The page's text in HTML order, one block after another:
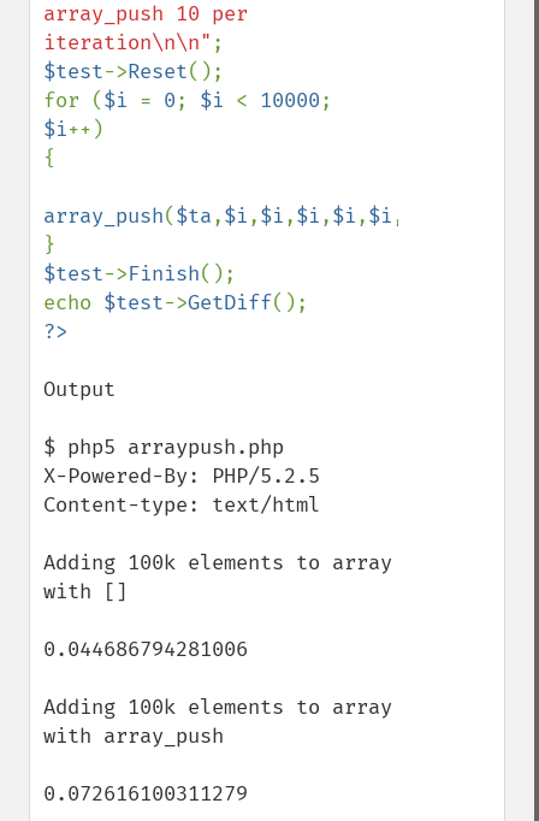
array_push 10 per
iteration\n\n"
$test->Reset();
for ($i = 0; $i < 10000
$i++)
{
array_push($ta,$i,$i,$i,$i,$i,
$test->Finish();
echo $test->GetDiff
Output
$ php5 arraypush.php
X-Powered-By: PHP/5.2.5
Content-type: text/html
Adding 100k elements to array
with []
0.044686794281006
Adding 100k elements to array
with array_push
0.072616100311279